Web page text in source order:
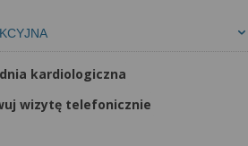
kardiologiczna
wizytę telefonicznie